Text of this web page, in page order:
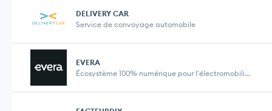
DELIVERY CAR
Service de convoyage automobile
EVERA
Écosystème 100% numérique pour l'électromobili...